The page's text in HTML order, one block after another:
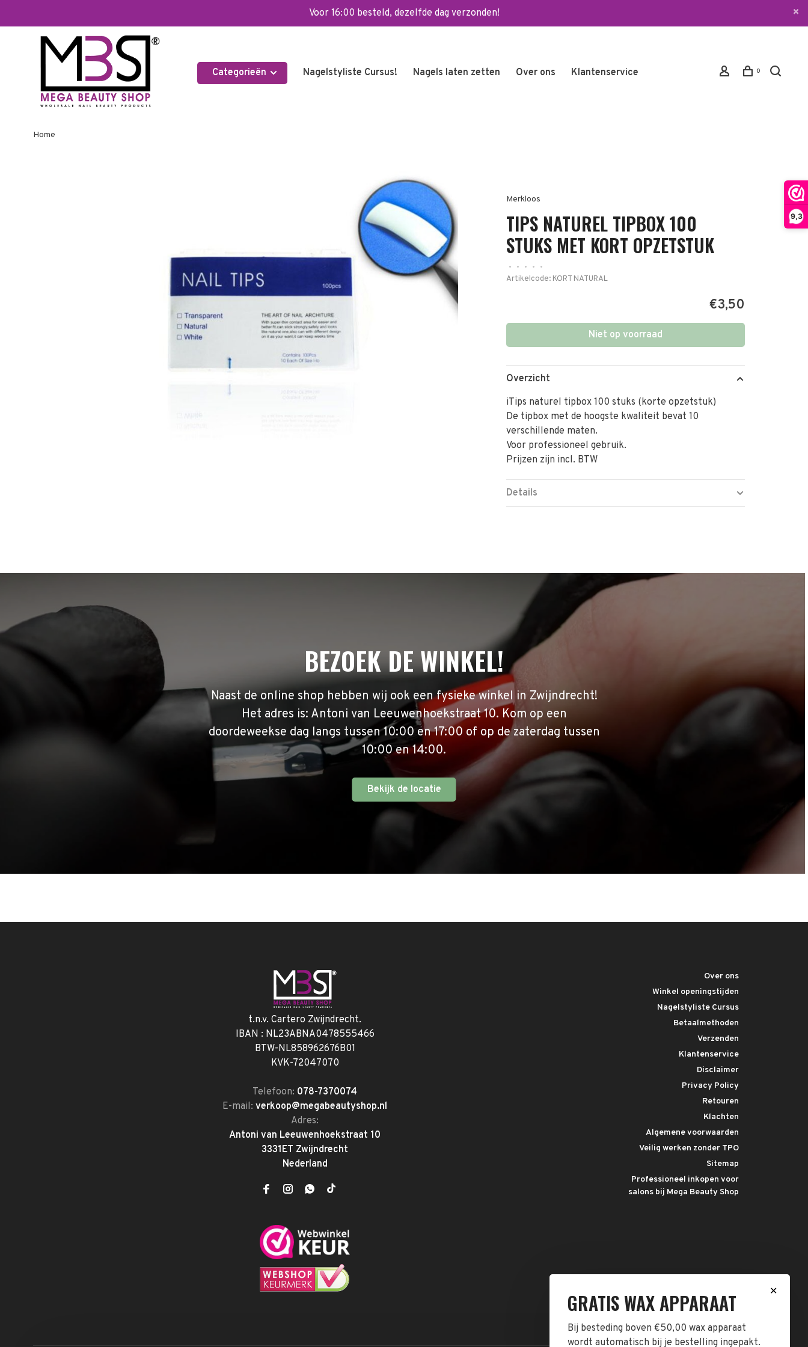
9,3
Voor 16:00 besteld, dezelfde dag verzonden!
Categorieën Nagelstyliste Cursus! Nagels laten zetten Over ons Klantenservice 0
Home
Merkloos
TIPS NATUREL TIPBOX 100
STUKS MET KORT OPZETSTUK
• • • •
•
Artikelcode: KORT NATURAL
€3,50
Niet op voorraad
Overzicht
iTips naturel tipbox 100 stuks (korte opzetstuk)
De tipbox met de hoogste kwaliteit bevat 10
verschillende maten.
Voor professioneel gebruik.
Prijzen zijn incl. BTW
Details
BEZOEK DE WINKEL!
Naast de online shop hebben wij ook een fysieke winkel in Zwijndrecht!
Het adres is: Antoni van Leeuwenhoekstraat 10. Kom op een
doordeweekse dag langs tussen 10:00 en 17:00 of op de zaterdag tussen
10:00 en 14:00.
Bekijk de locatie
t.n.v. Cartero Zwijndrecht.
IBAN : NL23ABNA0478555466
BTW-NL858962676B01
KVK-72047070
Telefoon: 078-7370074
E-mail:verkoop@megabeautyshop.nl
Adres:
Antoni van Leeuwenhoekstraat 10
3331ET Zwijndrecht
Nederland
Over ons
Winkel openingstijden
Nagelstyliste Cursus
Betaalmethoden
Verzenden
Klantenservice
Disclaimer
Privacy Policy
Retouren
Klachten
Algemene voorwaarden
Veilig werken zonder TPO
Sitemap
Professioneel inkopen voor
salons bij Mega Beauty Shop
✕
GRATIS WAX APPARAAT
Bij besteding boven €50,00 wax apparaat
wordt automatisch bij je bestelling ingepakt.